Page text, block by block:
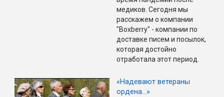
медиков. Сегодня мы
расскажем о компании
"Boxberry" - компании по
доставке писем и посылок,
которая достойно
отработала этот период.
«Надевают ветераны
ордена…»